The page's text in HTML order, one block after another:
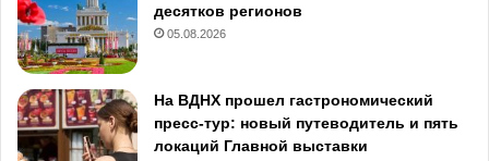
десятков регионов
05.08.2026
На ВДНХ прошел гастрономический
пресс-тур: новый путеводитель и пять
локаций Главной выставки